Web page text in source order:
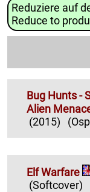
Reduziere auf
Reduce to
Bug Hunts -
Alien
(2015)
Elf Warfare
(Softcover)